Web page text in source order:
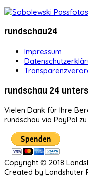
rundschau24
Impressum
rundschau 24
Vielen Dank für Ihre
rundschau via PayPal
Copyright © 2018
Created by Landshuter